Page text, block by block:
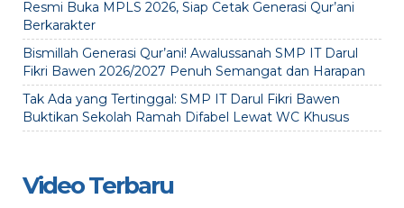
Resmi Buka MPLS 2026, Siap Cetak Generasi Qur’ani
Berkarakter
Bismillah Generasi Qur’ani! Awalussanah SMP IT Darul
Fikri Bawen 2026/2027 Penuh Semangat dan Harapan
Tak Ada yang Tertinggal: SMP IT Darul Fikri Bawen
Buktikan Sekolah Ramah Difabel Lewat WC Khusus
Video Terbaru